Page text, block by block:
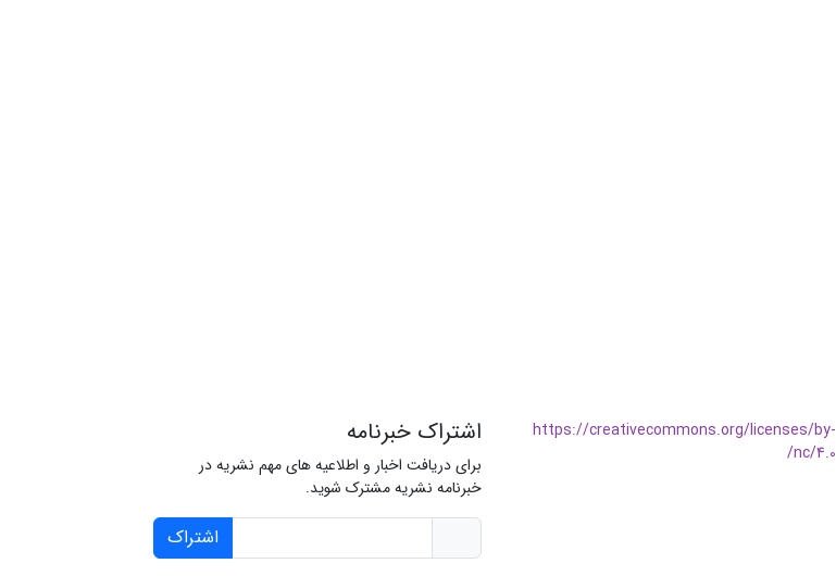
https://creativecommons.org/licenses/by-
nc/4.0/
اشتراک خبرنامه
برای دریافت اخبار و اطلاعیه های مهم نشریه در
خبرنامه نشریه مشترک شوید.
اشتراک